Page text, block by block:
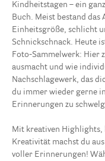
Kindheitstagen – ein
Buch. Meist bestand das
Einheitsgröße, schlicht
Schnickschnack. Heute
Foto-Sammelwerk: Hier
ausmacht und wie
Nachschlagewerk, das
du immer wieder gerne
Erinnerungen zu
Mit kreativen Highlights,
Kreativität machst du
voller Erinnerungen!